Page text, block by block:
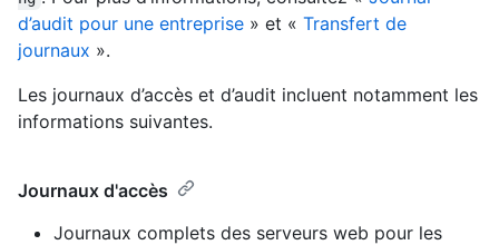
d’audit pour une entreprise » et « Transfert de
journaux ».
Les journaux d’accès et d’audit incluent notamment les
informations suivantes.
Journaux d'accès
Journaux complets des serveurs web pour les